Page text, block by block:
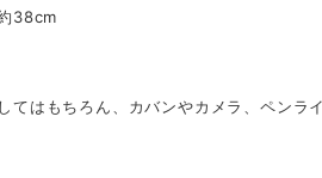
38cm
てはもちろん、カバンやカメラ、ペンラ